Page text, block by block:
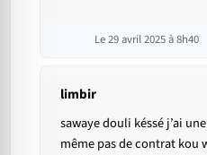
Le 29 avril 2025 à 8h40
limbir
sawaye douli késsé j’ai
même pas de contrat kou